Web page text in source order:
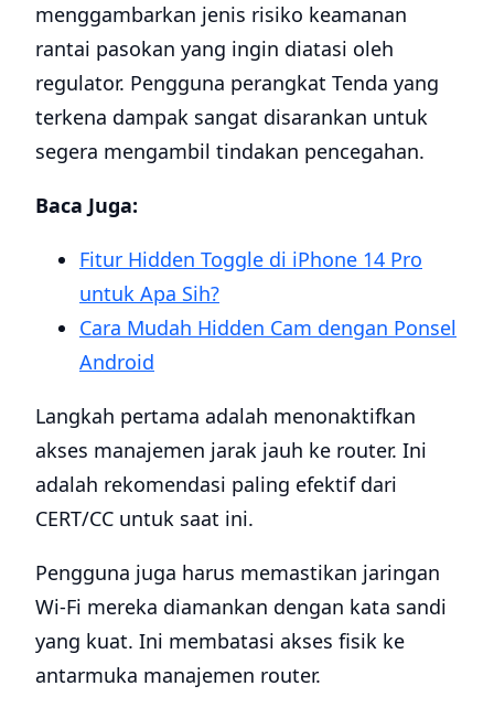
menggambarkan jenis risiko keamanan
rantai pasokan yang ingin diatasi oleh
regulator. Pengguna perangkat Tenda yang
terkena dampak sangat disarankan untuk
segera mengambil tindakan pencegahan.
Baca Juga:
Fitur Hidden Toggle di iPhone 14 Pro
untuk Apa Sih?
Cara Mudah Hidden Cam dengan Ponsel
Android
Langkah pertama adalah menonaktifkan
akses manajemen jarak jauh ke router. Ini
adalah rekomendasi paling efektif dari
CERT/CC untuk saat ini.
Pengguna juga harus memastikan jaringan
Wi-Fi mereka diamankan dengan kata sandi
yang kuat. Ini membatasi akses fisik ke
antarmuka manajemen router.